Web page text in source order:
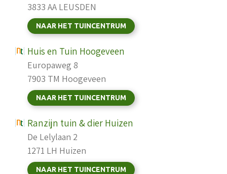
3833 AA LEUSDEN
NAAR HET TUINCENTRUM
Huis en Tuin Hoogeveen
Europaweg 8
7903 TM Hoogeveen
NAAR HET TUINCENTRUM
Ranzijn tuin & dier Huizen
De Lelylaan 2
1271 LH Huizen
NAAR HET TUINCENTRUM